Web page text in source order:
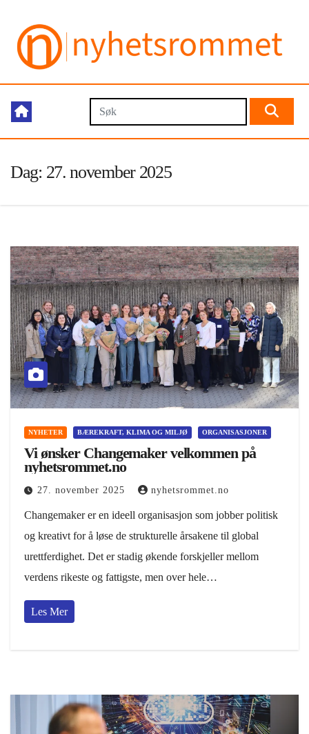
Dag: 27. november 2025
NYHETER BÆREKRAFT, KLIMA OG MILJØ ORGANISASJONER
Vi ønsker Changemaker velkommen på
nyhetsrommet.no
27. november 2025 nyhetsrommet.no
Changemaker er en ideell organisasjon som jobber politisk
og kreativt for å løse de strukturelle årsakene til global
urettferdighet. Det er stadig økende forskjeller mellom
verdens rikeste og fattigste, men over hele…
Les Mer